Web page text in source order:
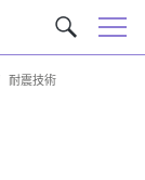
サ
イ
メ
耐震技術